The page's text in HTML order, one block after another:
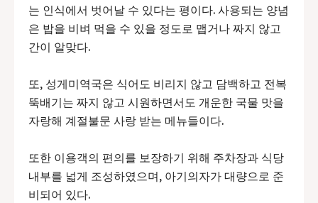
는 인식에서 벗어날 수 있다는 평이다. 사용되는 양념
은 밥을 비벼 먹을 수 있을 정도로 맵거나 짜지 않고
간이 알맞다.
또, 성게미역국은 식어도 비리지 않고 담백하고 전복
뚝배기는 짜지 않고 시원하면서도 개운한 국물 맛을
자랑해 계절불문 사랑 받는 메뉴들이다.
또한 이용객의 편의를 보장하기 위해 주차장과 식당
내부를 넓게 조성하였으며, 아기의자가 대량으로 준
비되어 있다.